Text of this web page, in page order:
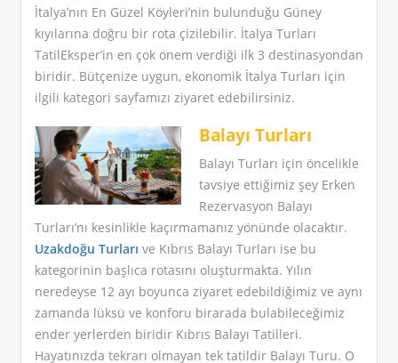
İtalya’nın En Güzel Köyleri’nin bulunduğu Güney
kıyılarına doğru bir rota çizilebilir. İtalya Turları
TatilEksper’in en çok önem verdiği ilk 3 destinasyondan
biridir. Bütçenize uygun, ekonomik İtalya Turları için
ilgili kategori sayfamızı ziyaret edebilirsiniz.
Balayı Turları
Balayı Turları için öncelikle
tavsiye ettiğimiz şey Erken
Rezervasyon Balayı
Turları’nı kesinlikle kaçırmamanız yönünde olacaktır.
Uzakdoğu Turları ve Kıbrıs Balayı Turları ise bu
kategorinin başlıca rotasını oluşturmakta. Yılın
neredeyse 12 ayı boyunca ziyaret edebildiğimiz ve aynı
zamanda lüksü ve konforu birarada bulabileceğimiz
ender yerlerden biridir Kıbrıs Balayı Tatilleri.
Hayatınızda tekrarı olmayan tek tatildir Balayı Turu. O